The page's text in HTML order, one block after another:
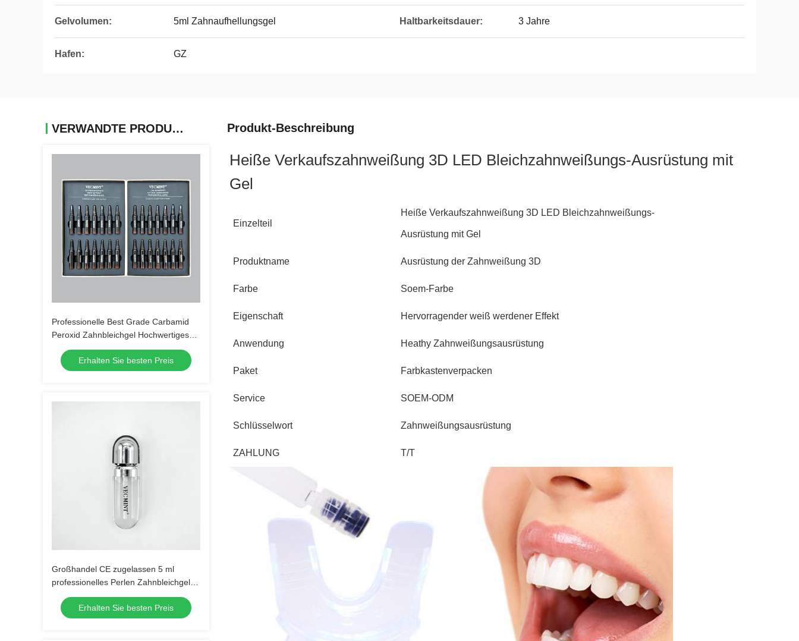
Gelvolumen: 5ml Zahnaufhellungsgel Haltbarkeitsdauer: 3 Jahre
Hafen: GZ
VERWANDTE PRODUKTE
Professionelle Best Grade Carbamid
Peroxid Zahnbleichgel Hochwertiges
CE MSDS Zahnbleichgel Set für
ZuhauseErhalten Sie besten Preis
Großhandel CE zugelassen 5 ml
professionelles Perlen Zahnbleichgel
Carbamidperoxid Zahnbleichgel
Erhalten Sie besten Preis
Produkt-Beschreibung
Heiße Verkaufszahnweißung 3D LED Bleichzahnweißungs-Ausrüstung mit
Gel
Einzelteil
Heiße Verkaufszahnweißung 3D LED Bleichzahnweißungs-
Ausrüstung mit Gel
Produktname Ausrüstung der Zahnweißung 3D
Farbe Soem-Farbe
Eigenschaft Hervorragender weiß werdener Effekt
Anwendung Heathy Zahnweißungsausrüstung
Paket Farbkastenverpacken
Service SOEM-ODM
Schlüsselwort Zahnweißungsausrüstung
ZAHLUNG T/T